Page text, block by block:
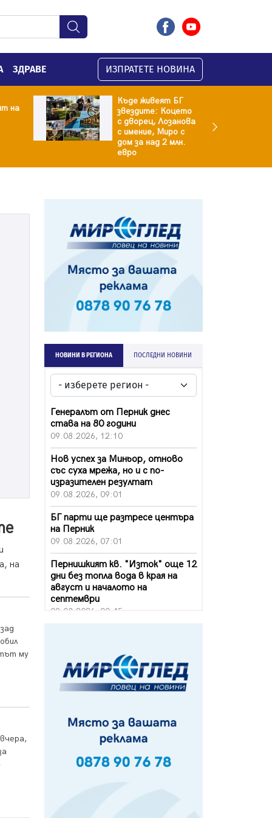
ЗДРАВЕ ИЗПРАТЕТЕ НОВИНА
на
Къде живеят БГ
звездите: Коцето
с дворец, Лозанова
с имение, Миро с
дом за над 2 млн.
евро
на
му
НОВИНИ В РЕГИОНА ПОСЛЕДНИ НОВИНИ
Генералът от Перник днес
става на 80 години
09.08.2026, 12:10
Нов успех за Миньор, отново
със суха мрежа, но и с по-
изразителен резултат
09.08.2026, 09:01
БГ парти ще разтресе центъра
на Перник
09.08.2026, 07:01
Пернишкият кв. "Изток" още 12
дни без топла вода в края на
август и началото на
септември
09.08.2026, 00:45
08.08.2026, 00:24
Феновете на "Миньор"
превземат Разлог
Ремонтът на ул. "Ален мак" в
Перник е в заключителен етап